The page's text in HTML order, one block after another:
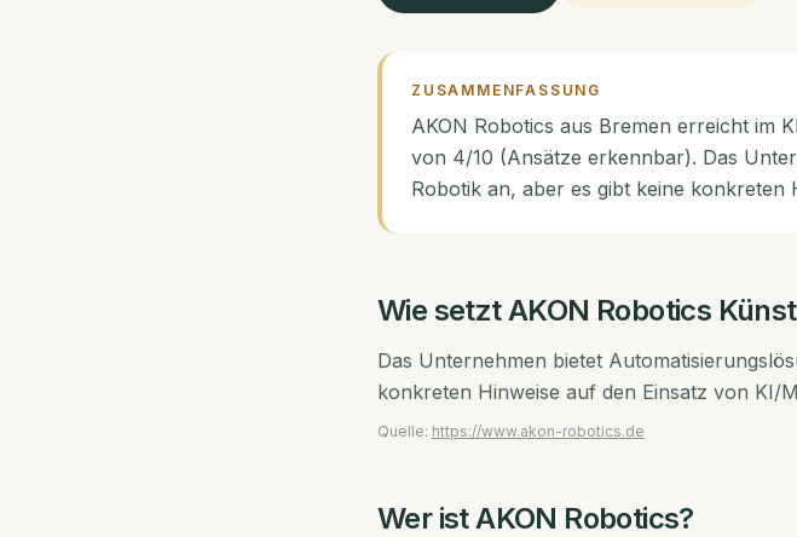
ZUSAMMENFASSUNG
AKON Robotics aus Bremen erreicht im
von 4/10 (Ansätze erkennbar). Das
Robotik an, aber es gibt keine konkreten
Wie setztAKON Robotics
Das Unternehmen bietet
konkreten Hinweise auf den Einsatz von KI/
Quelle: https://www.akon-robotics.de
Wer istAKON Robotics?